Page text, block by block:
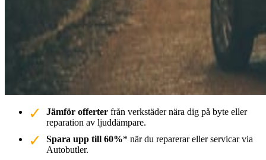
Jämför offerter från verkstäder nära dig på byte eller
reparation av ljuddämpare.
Spara upp till 60%* när du reparerar eller servicar via
Autobutler.